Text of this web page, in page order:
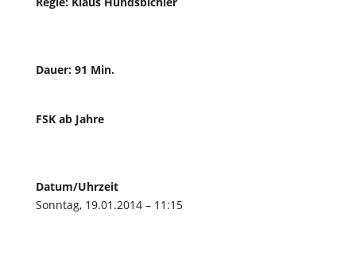
Dauer: 91 Min.
FSK ab Jahre
Datum/Uhrzeit
Sonntag, 19.01.2014 – 11:15